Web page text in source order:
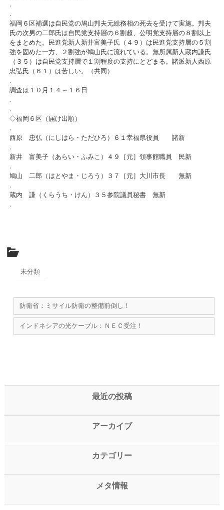
.
.
福岡６区補選は自民党の鳩山邦夫元総務相の死去を受けて実施。邦夫
氏の次男の二郎氏は自民党支持層の６割超、公明党支持層の８割以上
をまとめた。民進党新人新井富美子氏（４９）は民進党支持層の５割
強を固めた一方、２割強が鳩山氏に流れている。無所属新人蔵内謙氏
（３５）は自民党支持層で１割程度の支持にとどまる。諸派新人西原
忠弘氏（６１）は苦しい。（共同）
.
調査は１０月１４～１６日
.
.
◇福岡６区（届け出順）
.
西原 忠弘（にしはら・ただひろ）６１幸福県役員 諸新
.
新井 富美子（あらい・ふみこ）４９［元］領事館職員 民新
.
鳩山 二郎（はとやま・じろう）３７［元］大川市長 無新
.
蔵内 謙（くらうち・けん）３５参院議員秘書 無新
.
未分類
防衛省：ミサイル防衛の整備前倒し！
インドネシアの光ケーブル：ＮＥＣ受注！
最近の投稿
アーカイブ
カテゴリー
メタ情報